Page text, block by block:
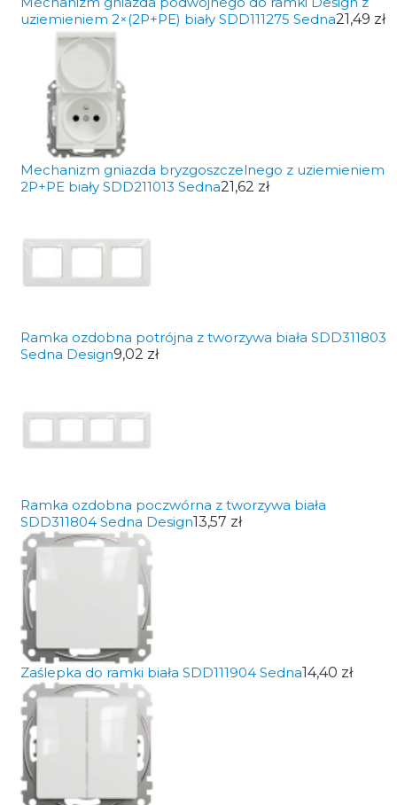
uziemieniem 2×(2P+PE) biały SDD111275 Sedna21,49 zł
Mechanizm gniazda bryzgoszczelnego z uziemieniem
2P+PE biały SDD211013 Sedna21,62 zł
Ramka ozdobna potrójna z tworzywa biała SDD311803
Sedna Design9,02 zł
Ramka ozdobna poczwórna z tworzywa biała
SDD311804 Sedna Design13,57 zł
Zaślepka do ramki biała SDD111904 Sedna14,40 zł